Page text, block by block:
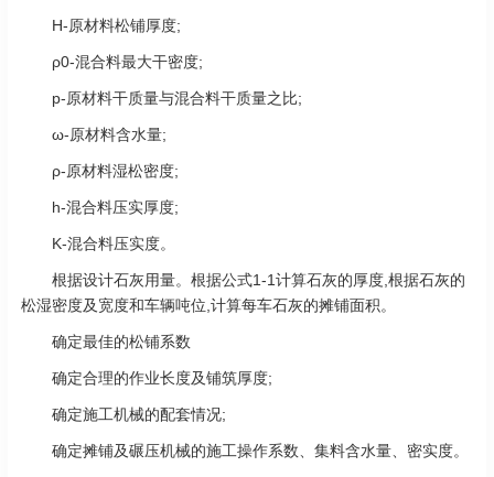
H-原材料松铺厚度;
ρ0-混合料最大干密度;
p-原材料干质量与混合料干质量之比;
ω-原材料含水量;
ρ-原材料湿松密度;
h-混合料压实厚度;
K-混合料压实度。
根据设计石灰用量。根据公式1-1计算石灰的厚度,根据石灰的
松湿密度及宽度和车辆吨位,计算每车石灰的摊铺面积。
确定最佳的松铺系数
确定合理的作业长度及铺筑厚度;
确定施工机械的配套情况;
确定摊铺及碾压机械的施工操作系数、集料含水量、密实度。